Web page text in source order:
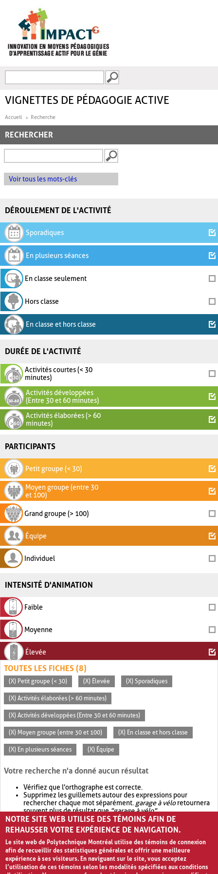
FORMULAIRE DE
VIGNETTES DE PÉDAGOGIE ACTIVE
Accueil Recherche
RECHERCHER
Voir tous les mots-clés
DÉROULEMENT DE L'ACTIVITÉ
Sporadiques
En plusieurs séances
En classe seulement
Hors classe
En classe et hors classe
DURÉE DE L'ACTIVITÉ
Activités courtes (< 30
minutes)
Activités développées
(Entre 30 et 60 minutes)
Activités élaborées (> 60
minutes)
PARTICIPANTS
Petit groupe (< 30)
Moyen groupe (entre 30
et 100)
Grand groupe (> 100)
Équipe
Individuel
INTENSITÉ D'ANIMATION
Faible
Moyenne
Élevée
TOUTES LES FICHES (8)
(X) Petit groupe (< 30) (X) Élevée (X) Sporadiques
(X) Activités élaborées (> 60 minutes)
(X) Activités développées (Entre 30 et 60 minutes)
(X) Moyen groupe (entre 30 et 100) (X) En classe et hors classe
(X) En plusieurs séances (X) Équipe
Votre recherche n'a donné aucun résultat
Vérifiez que l'orthographe est correcte.
Supprimez les guillemets autour des expressions pour
rechercher chaque mot séparément. garage à véloretournera
souvent plus de résultat que"garage à vélo".
Envisagez d'élargir votre recherche avec OR.garage OR vélo
retournera souvent plus de résultat quegarage à vélo
NOTRE SITE WEB UTILISE DES TÉMOINS AFIN DE
REHAUSSER VOTRE EXPÉRIENCE DE NAVIGATION.
Le site web de Polytechnique Montréal utilise des témoins de connexion
afin de recueillir des statistiques générales et offrir une meilleure
expérience à ses visiteurs. En naviguant sur le site, vous acceptez
l’utilisation de ces témoins selon les modalités spécifiées aux conditions